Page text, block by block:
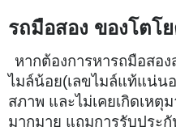
รถมือสอง ของโตโ
หากต้องการหารถมือสอ
ไมล์น้อย(เลขไมล์แท้แน่น
สภาพ และไม่เคยเกิดเหตุ
มากมาย แถมการรับประ